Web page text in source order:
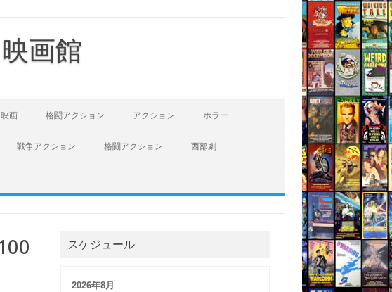
画館
画 格闘アクション アクション ホラー
戦争アクション 格闘アクション 西部劇
スケジュール
2026年8月